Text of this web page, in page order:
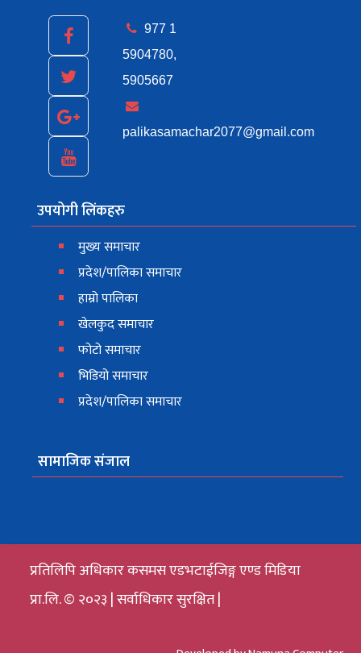
977 1
5904780,
5905667
palikasamachar2077@gmail.com
उपयोगी लिंकहरु
मुख्य समाचार
प्रदेश/पालिका समाचार
हाम्रो पालिका
खेलकुद समाचार
फोटो समाचार
भिडियो समाचार
प्रदेश/पालिका समाचार
सामाजिक संजाल
प्रतिलिपि अधिकार कसमस एडभटाईजिङ्ग एण्ड मिडिया
प्रा.लि. © २०२३ | सर्वाधिकार सुरक्षित |